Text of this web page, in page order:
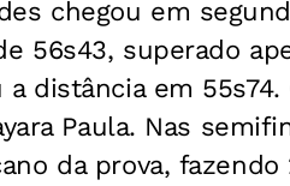
chegou em
56s43, superado
distância em
Paula. Nas
da prova, fazendo